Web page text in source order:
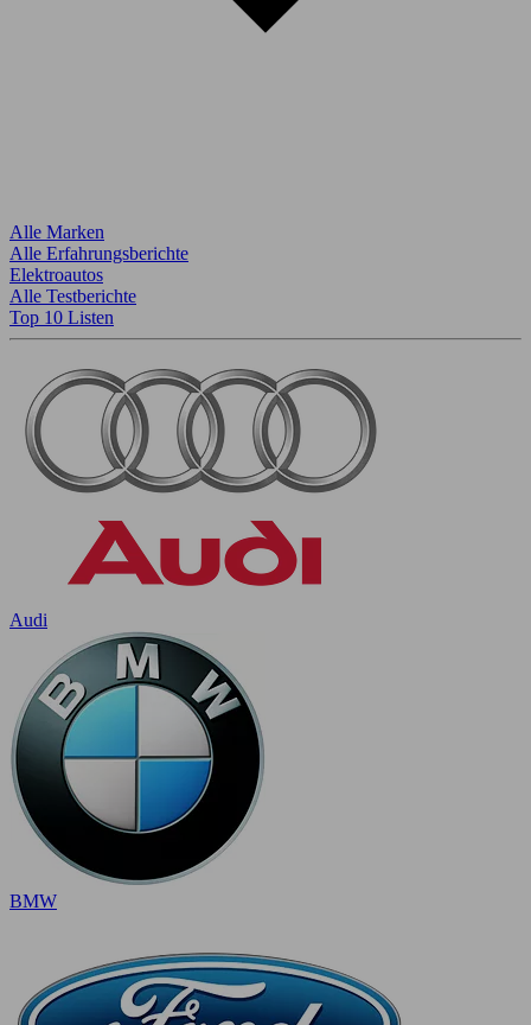
Alle Marken
Alle Erfahrungsberichte
Elektroautos
Alle Testberichte
Top 10 Listen
Audi
BMW